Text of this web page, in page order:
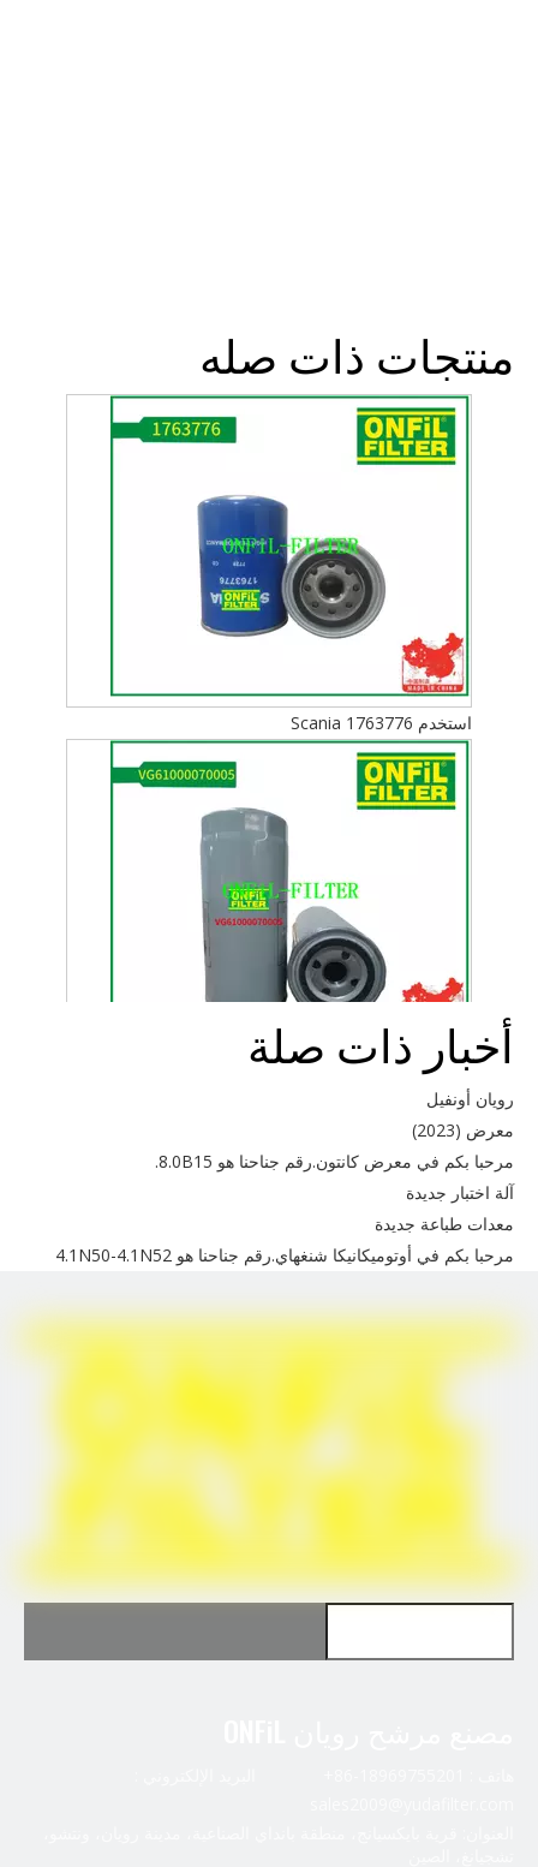
منتجات ذات صله
استخدم Scania 1763776
Howo VG61000070005
استخدم FleetGuard LF17579
أخبار ذات صلة
رويان أونفيل
معرض (2023)
مرحبا بكم في معرض كانتون.رقم جناحنا هو 8.0B15.
آلة اختبار جديدة
معدات طباعة جديدة
مرحبا بكم في أوتوميكانيكا شنغهاي.رقم جناحنا هو 4.1N50-4.1N52